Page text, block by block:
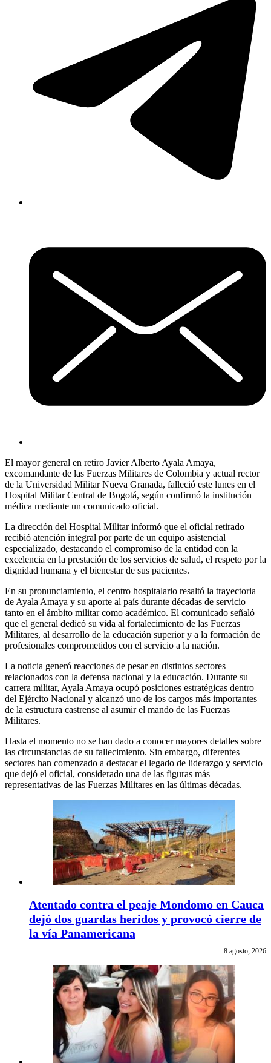
El mayor general en retiro Javier Alberto Ayala Amaya,
excomandante de las Fuerzas Militares de Colombia y actual rector
de la Universidad Militar Nueva Granada, falleció este lunes en el
Hospital Militar Central de Bogotá, según confirmó la institución
médica mediante un comunicado oficial.
La dirección del Hospital Militar informó que el oficial retirado
recibió atención integral por parte de un equipo asistencial
especializado, destacando el compromiso de la entidad con la
excelencia en la prestación de los servicios de salud, el respeto por la
dignidad humana y el bienestar de sus pacientes.
En su pronunciamiento, el centro hospitalario resaltó la trayectoria
de Ayala Amaya y su aporte al país durante décadas de servicio
tanto en el ámbito militar como académico. El comunicado señaló
que el general dedicó su vida al fortalecimiento de las Fuerzas
Militares, al desarrollo de la educación superior y a la formación de
profesionales comprometidos con el servicio a la nación.
La noticia generó reacciones de pesar en distintos sectores
relacionados con la defensa nacional y la educación. Durante su
carrera militar, Ayala Amaya ocupó posiciones estratégicas dentro
del Ejército Nacional y alcanzó uno de los cargos más importantes
de la estructura castrense al asumir el mando de las Fuerzas
Militares.
Hasta el momento no se han dado a conocer mayores detalles sobre
las circunstancias de su fallecimiento. Sin embargo, diferentes
sectores han comenzado a destacar el legado de liderazgo y servicio
que dejó el oficial, considerado una de las figuras más
representativas de las Fuerzas Militares en las últimas décadas.
Atentado contra el peaje Mondomo en Cauca
dejó dos guardas heridos y provocó cierre de
la vía Panamericana
8 agosto, 2026